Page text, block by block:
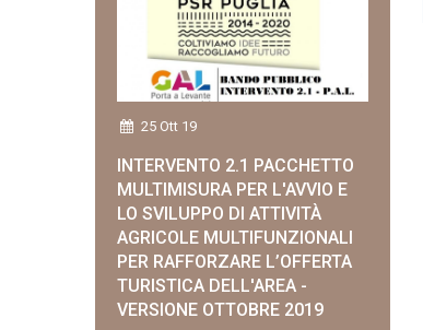
25 Ott 19
INTERVENTO 2.1 PACCHETTO
MULTIMISURA PER L'AVVIO E
LO SVILUPPO DI ATTIVITÀ
AGRICOLE MULTIFUNZIONALI
PER RAFFORZARE L’OFFERTA
TURISTICA DELL'AREA -
VERSIONE OTTOBRE 2019